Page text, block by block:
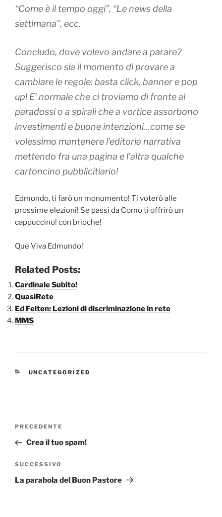
“Come è il tempo oggi”, “Le news della
settimana”, ecc.
Concludo, dove volevo andare a parare?
Suggerisco sia il momento di provare a
cambiare le regole: basta click, banner e pop
up! E’ normale che ci troviamo di fronte ai
paradossi o a spirali che a vortice assorbono
investimenti e buone intenzioni…come se
volessimo mantenere l’editoria narrativa
mettendo fra una pagina e l’altra qualche
cartoncino pubblicitiario!
Edmondo, ti farò un monumento! Ti voterò alle
prossime elezioni! Se passi da Como ti offrirò un
cappuccino! con brioche!
Que Viva Edmundo!
Related Posts:
Cardinale Subito!
QuasiRete
Ed Felten: Lezioni di discriminazione in rete
MMS
CATEGORIE
UNCATEGORIZED
Navigazione
Articolo
precedente:
PRECEDENTE
Crea il tuo spam!
Articolo
successivo
SUCCESSIVO
La parabola del Buon Pastore